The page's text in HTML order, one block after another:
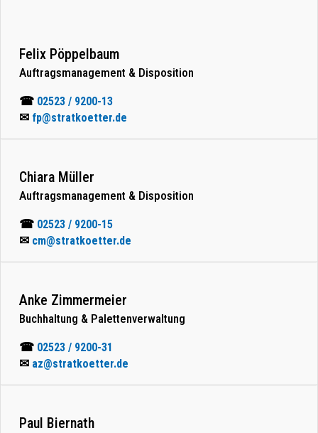
Felix Pöppelbaum
Auftragsmanagement & Disposition
☎ 02523 / 9200-13
✉ fp@stratkoetter.de
Chiara Müller
Auftragsmanagement & Disposition
☎ 02523 / 9200-15
✉ cm@stratkoetter.de
Anke Zimmermeier
Buchhaltung & Palettenverwaltung
☎ 02523 / 9200-31
✉ az@stratkoetter.de
Paul Biernath